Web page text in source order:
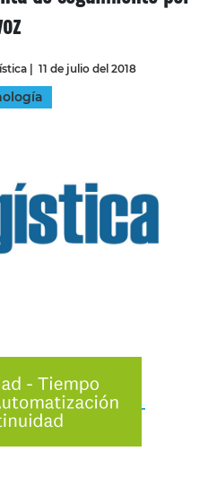
| 11 de julio del 2018